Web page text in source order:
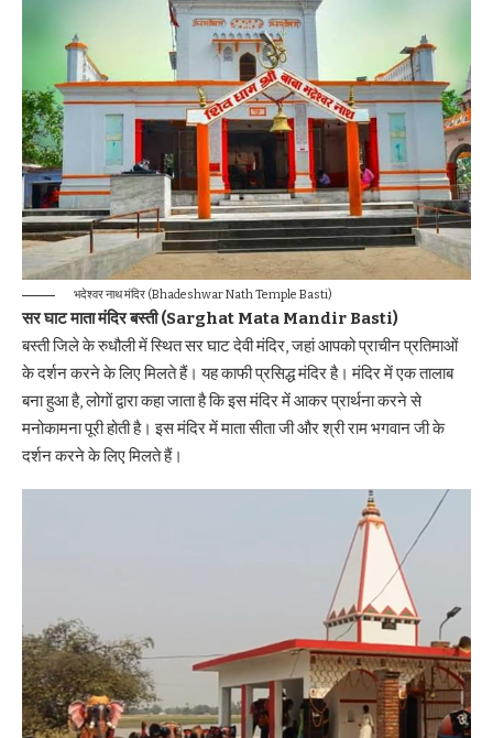
भदेश्वर नाथ मंदिर (Bhadeshwar Nath Temple Basti)
सर घाट माता मंदिर बस्ती (Sarghat Mata Mandir Basti)
बस्ती जिले के रुधौली में स्थित सर घाट देवी मंदिर, जहां आपको प्राचीन प्रतिमाओं
के दर्शन करने के लिए मिलते हैं। यह काफी प्रसिद्ध मंदिर है। मंदिर में एक तालाब
बना हुआ है, लोगों द्वारा कहा जाता है कि इस मंदिर में आकर प्रार्थना करने से
मनोकामना पूरी होती है। इस मंदिर में माता सीता जी और श्री राम भगवान जी के
दर्शन करने के लिए मिलते हैं।